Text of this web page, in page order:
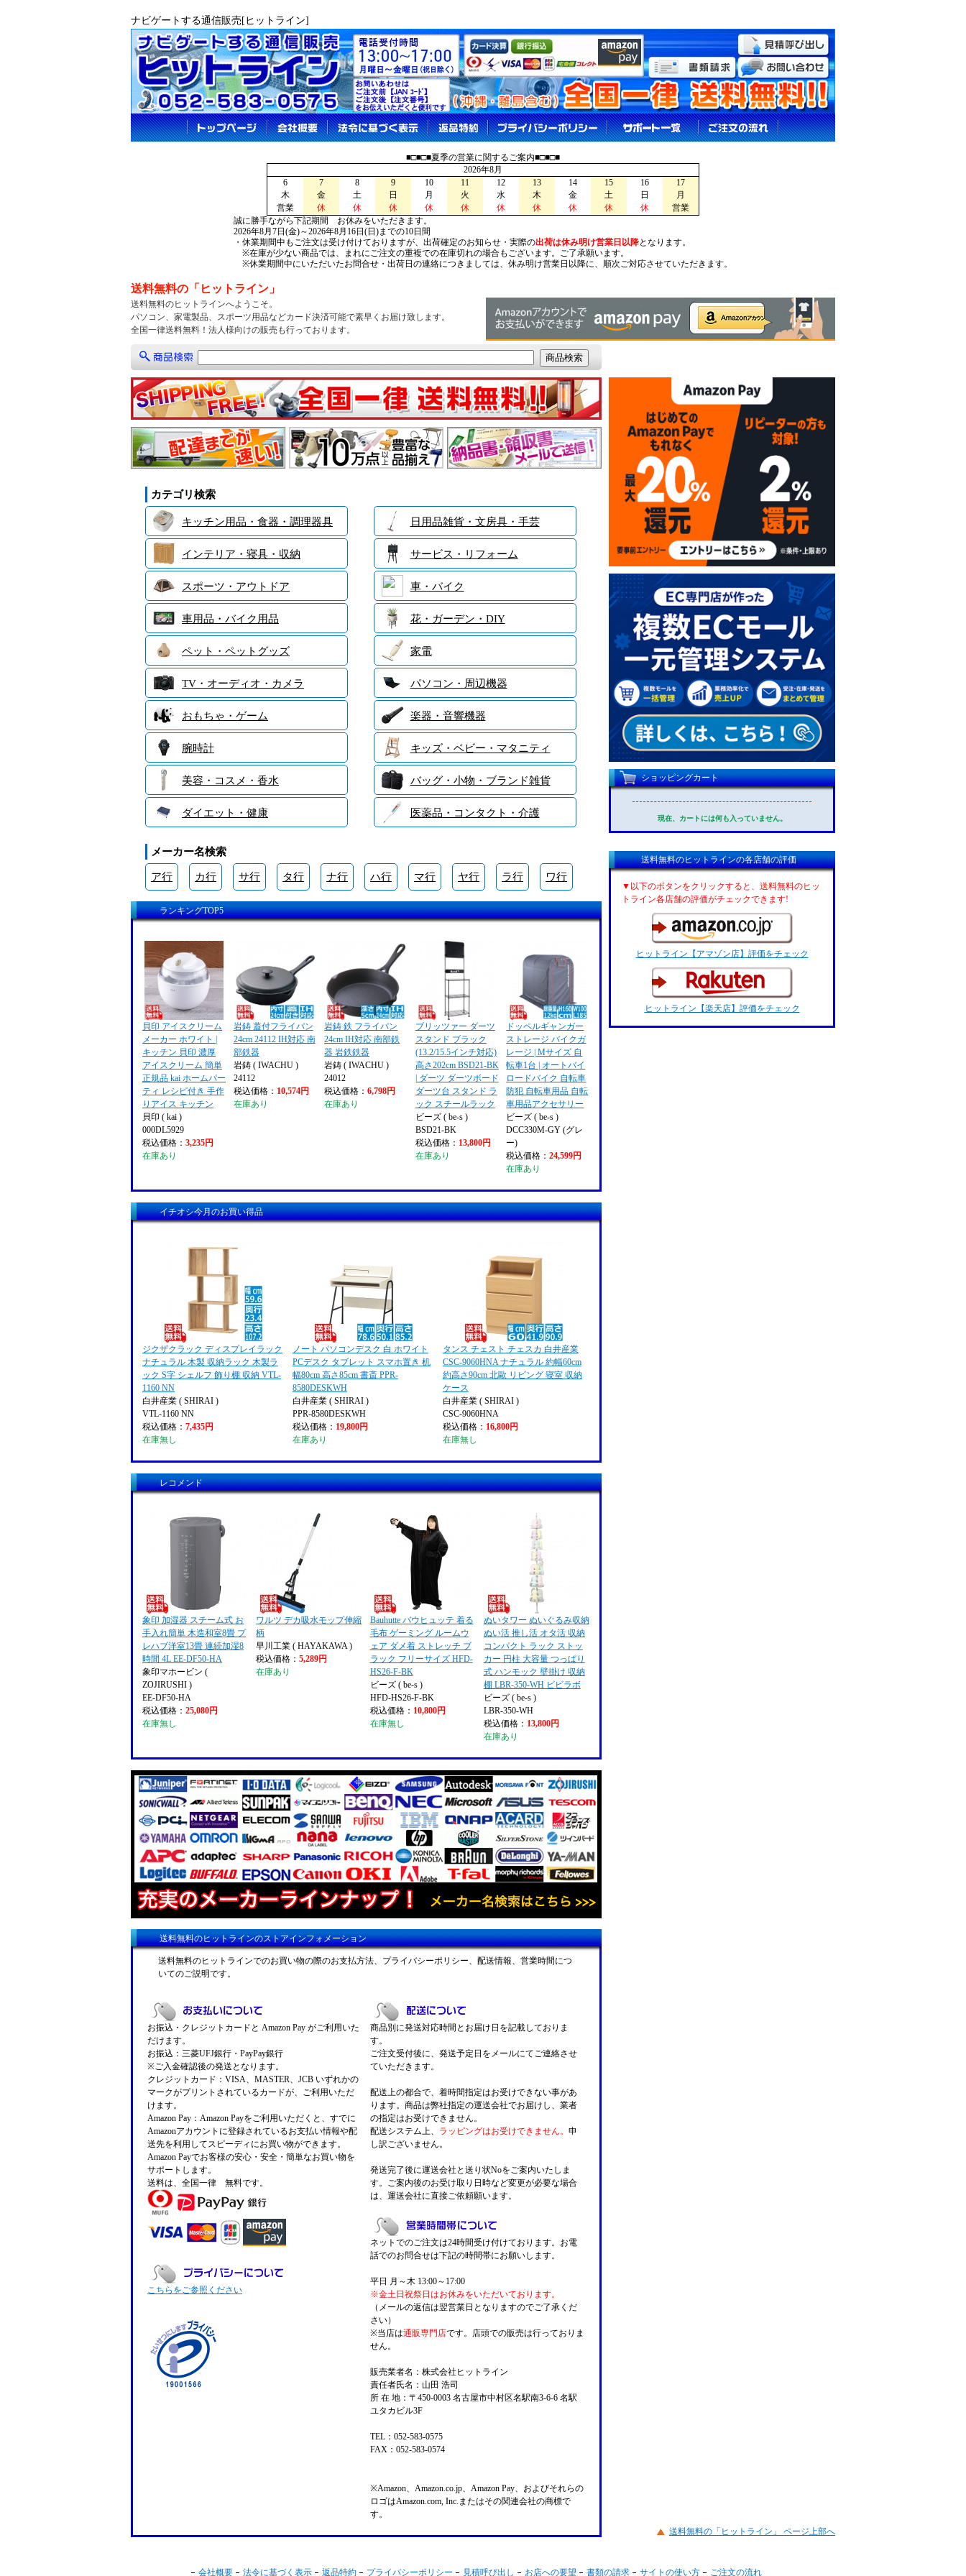
ナビゲートする通信販売[ヒットライン]
■□■□■夏季の営業に関するご案内■□■□■
2026年8月
6
7 8 9 10 11 12 13 14 15 16
17
木
金 土 日 月 火 水 木 金 土 日
月
営業
休 休 休 休 休 休 休 休 休 休
営業
誠に勝手ながら下記期間 お休みをいただきます。
2026年8月7日(金)～2026年8月16日(日)までの10日間
・休業期間中もご注文は受け付けておりますが、出荷確定のお知らせ・実際の出荷は休み明け営業日以降となります。
※在庫が少ない商品では、まれにご注文の重複での在庫切れの場合もございます。ご了承願います。
※休業期間中にいただいたお問合せ・出荷日の連絡につきましては、休み明け営業日以降に、順次ご対応させていただきます。
送料無料の「ヒットライン」
送料無料のヒットラインへようこそ。
パソコン、家電製品、 スポーツ用品などカード決済可能で素早くお届け致します。
全国一律送料無料！法人様向けの販売も行っております。
カテゴリ検索
キッチン用品・食器・調理器具 日用品雑貨・文房具・手芸
インテリア・寝具・収納 サービス・リフォーム
スポーツ・アウトドア 車・バイク
車用品・バイク用品 花・ガーデン・DIY
ペット・ペットグッズ 家電
TV・オーディオ・カメラ パソコン・周辺機器
おもちゃ・ゲーム 楽器・音響機器
腕時計 キッズ・ベビー・マタニティ
美容・コスメ・香水 バッグ・小物・ブランド雑貨
ダイエット・健康 医薬品・コンタクト・介護
メーカー名検索
ア行 カ行 サ行 タ行 ナ行 ハ行 マ行 ヤ行 ラ行 ワ行
ランキングTOP5
貝印 アイスクリーム
メーカー ホワイト |
キッチン 貝印 濃厚
アイスクリーム 簡単
正規品 kai ホームパー
ティ レシピ付き 手作
りアイス キッチン
貝印 ( kai )
000DL5929
税込価格： 3,235円
在庫あり
岩鋳 蓋付フライパン
24cm 24112 IH対応 南
部鉄器
岩鋳 ( IWACHU )
24112
税込価格： 10,574円
在庫あり
岩鋳 鉄 フライパン
24cm IH対応 南部鉄
器 岩鉄鉄器
岩鋳 ( IWACHU )
24012
税込価格：6,798円
在庫あり
ブリッツァー ダーツ
スタンド ブラック
(13.2/15.5インチ対応)
高さ202cm BSD21-BK
| ダーツ ダーツボード
ダーツ台 スタンド ラ
ック スチールラック
ビーズ ( be-s )
BSD21-BK
税込価格： 13,800円
在庫あり
ドッペルギャンガー
ストレージ バイクガ
レージ | Mサイズ 自
転車1台 | オートバイ
ロードバイク 自転車
防犯 自転車用品 自転
車用品アクセサリー
ビーズ ( be-s )
DCC330M-GY (グレ
ー)
税込価格：24,599円
在庫あり
イチオシ今月のお買い得品
ジクザクラック ディスプレイラック
ナチュラル 木製 収納ラック 木製ラ
ック S字 シェルフ 飾り棚 収納 VTL-
1160 NN
白井産業 ( SHIRAI )
VTL-1160 NN
税込価格： 7,435円
在庫無し
ノート パソコンデスク 白 ホワイト
PCデスク タブレット スマホ置き 机
幅80cm 高さ85cm 書斎 PPR-
8580DESKWH
白井産業 ( SHIRAI )
PPR-8580DESKWH
税込価格： 19,800円
在庫あり
タンス チェスト チェスカ 白井産業
CSC-9060HNA ナチュラル 約幅60cm
約高さ90cm 北歐 リビング 寝室 収納
ケース
白井産業 ( SHIRAI )
CSC-9060HNA
税込価格： 16,800円
在庫無し
レコメンド
象印 加湿器 スチーム式 お
手入れ簡単 木造和室8畳 プ
レハブ洋室13畳 連続加湿8
時間 4L EE-DF50-HA
象印マホービン (
ZOJIRUSHI )
EE-DF50-HA
税込価格： 25,080円
在庫無し
ワルツ デカ吸水モップ伸縮
柄
早川工業 ( HAYAKAWA )
税込価格：5,289円
在庫あり
Bauhutte バウヒュッテ 着る
毛布 ゲーミング ルームウ
ェア ダメ着 ストレッチ ブ
ラック フリーサイズ HFD-
HS26-F-BK
ビーズ ( be-s )
HFD-HS26-F-BK
税込価格： 10,800円
在庫無し
ぬいタワー ぬいぐるみ収納
ぬい活 推し活 オタ活 収納
コンパクト ラック ストッ
カー 円柱 大容量 つっぱり
式 ハンモック 壁掛け 収納
棚 LBR-350-WH ビビラボ
ビーズ ( be-s )
LBR-350-WH
税込価格： 13,800円
在庫あり
送料無料のヒットラインのストアインフォメーション
送料無料のヒットラインでのお買い物の際のお支払方法、プライバシーポリシー、配送情報、営業時間につ
いてのご説明です。
お振込・クレジットカードと Amazon Pay がご利用いた
だけます。
お振込：三菱UFJ銀行・PayPay銀行
※ご入金確認後の発送となります。
クレジットカード：VISA、MASTER、JCB いずれかの
マークがプリントされているカードが、ご利用いただ
けます。
Amazon Pay：Amazon Payをご利用いただくと、すでに
Amazonアカウントに登録されているお支払い情報や配
送先を利用してスピーディにお買い物ができます。
Amazon Payでお客様の安心・安全・簡単なお買い物を
サポートします。
送料は、全国一律 無料です。
こちらをご参照ください
商品別に発送対応時間とお届け日を記載しておりま
す。
ご注文受付後に、発送予定日をメールにてご連絡させ
ていただきます。
配送上の都合で、着時間指定はお受けできない事があ
ります。商品は弊社指定の運送会社でお届けし、業者
の指定はお受けできません。
配送システム上、
ラッピングはお受けできません。 申
し訳ございません。
発送完了後に運送会社と送り状Noをご案内いたしま
す。ご案内後のお受け取り日時など変更が必要な場合
は、運送会社に直接ご依頼願います。
ネットでのご注文は24時間受け付けております。お電
話でのお問合せは下記の時間帯にお願いします。
平日 月～木 13:00～17:00
※金土日祝祭日はお休みをいただいております。
（メールの返信は翌営業日となりますのでご了承くだ
さい）
※当店は通販専門店です。店頭での販売は行っておりま
せん。
販売業者名：株式会社ヒットライン
責任者氏名：山田 浩司
所 在 地：〒450-0003 名古屋市中村区名駅南3-6-6 名駅
ユタカビル3F
TEL：052-583-0575
FAX：052-583-0574
※Amazon、Amazon.co.jp、Amazon Pay、およびそれらの
ロゴはAmazon.com, Inc.またはその関連会社の商標で
す。
ショッピングカート
現在、カートには何も入っていません。
送料無料のヒットラインの各店舗の評価
▼以下のボタンをクリックすると、送料無料のヒッ
トライン各店舗の評価がチェックできます!
ヒットライン【アマゾン店】評価をチェック
ヒットライン【楽天店】評価をチェック
送料無料の「ヒットライン」 ページ上部へ
会社概要 法令に基づく表示 返品特約 プライバシーポリシー 見積呼び出し お店への要望 書類の請求 サイトの使い方 ご注文の流れ